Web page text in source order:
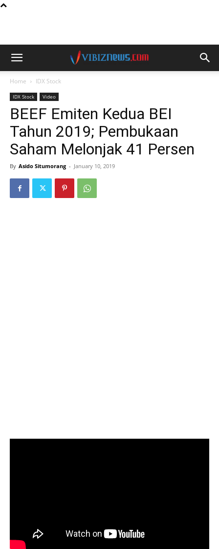
Home IDX Stock
IDX Stock Video
BEEF Emiten Kedua BEI
Tahun 2019; Pembukaan
Saham Melonjak 41 Persen
By Asido Situmorang - January 10, 2019